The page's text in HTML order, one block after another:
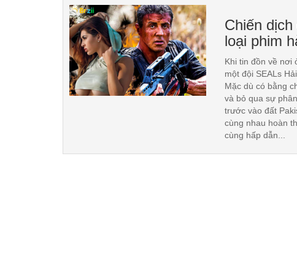
Chiến
loại phim
Khi tin đồn về nơi
một đội SEALs
Mặc dù có bằng
và bỏ qua sự
trước vào đất
cùng nhau hoàn
cùng hấp dẫn...